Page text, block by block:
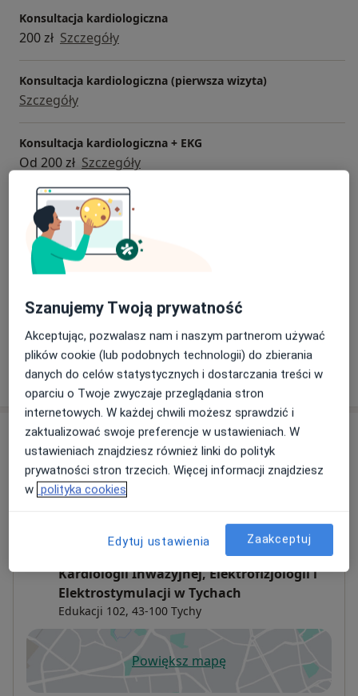
Konsultacja kardiologiczna
200 zł Szczegóły
Konsultacja kardiologiczna (pierwsza wizyta)
Szczegóły
Konsultacja kardiologiczna + EKG
Od 200 zł Szczegóły
Badania profilaktyczne
Od 200 zł Szczegóły
ECHO serca
+ 6 usług
W jaki sposób ustalane są ceny?
Adresy (3)
Adres 1 Adres 2 Adres 3
Poradnia Kardiologiczna. Polsko -
Amerykańskie Kliniki Serca X Oddział
Kardiologii Inwazyjnej, Elektrofizjologii i
Elektrostymulacji w Tychach
Edukacji 102, 43-100 Tychy
Powiększ mapęotwiera się w nowej karcie
Szanujemy Twoją prywatność
Akceptując, pozwalasz nam i naszym partnerom używać
plików cookie (lub podobnych technologii) do zbierania
danych do celów statystycznych i dostarczania treści w
oparciu o Twoje zwyczaje przeglądania stron
internetowych. W każdej chwili możesz sprawdzić i
zaktualizować swoje preferencje w ustawieniach. W
ustawieniach znajdziesz również linki do polityk
prywatności stron trzecich. Więcej informacji znajdziesz
w polityka cookies
Edytuj ustawienia Zaakceptuj